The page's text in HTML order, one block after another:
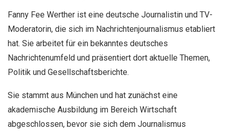
Fanny Fee Werther ist eine deutsche Journalistin und TV-
Moderatorin, die sich im Nachrichtenjournalismus etabliert
hat. Sie arbeitet für ein bekanntes deutsches
Nachrichtenumfeld und präsentiert dort aktuelle Themen,
Politik und Gesellschaftsberichte.
Sie stammt aus München und hat zunächst eine
akademische Ausbildung im Bereich Wirtschaft
abgeschlossen, bevor sie sich dem Journalismus